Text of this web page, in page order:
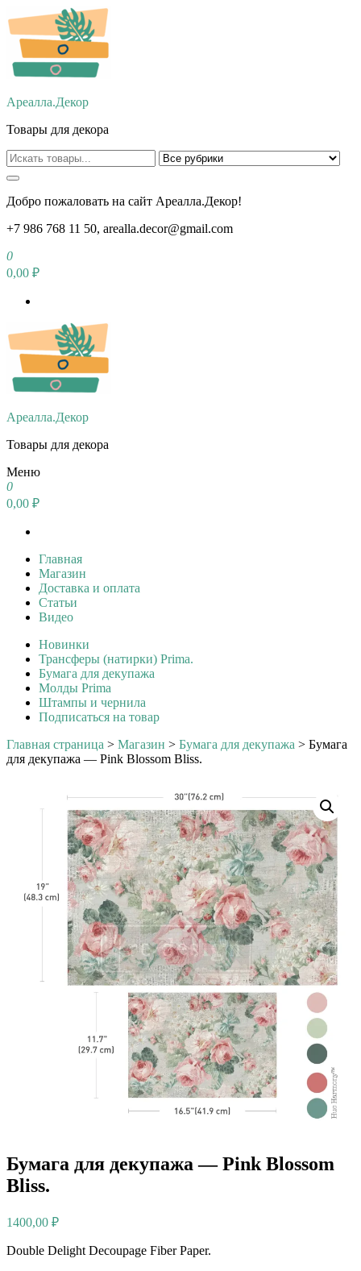
Перейти
к
содержимому
Ареалла.Декор
Товары для декора
Добро пожаловать на сайт Ареалла.Декор!
+7 986 768 11 50, arealla.decor@gmail.com
0
0,00 ₽
Ареалла.Декор
Товары для декора
Меню
0
0,00 ₽
Главная
Магазин
Доставка и оплата
Статьи
Видео
Новинки
Трансферы (натирки) Prima.
Бумага для декупажа
Молды Prima
Штампы и чернила
Подписаться на товар
Главная страница > Магазин > Бумага для декупажа > Бумага
для декупажа — Pink Blossom Bliss.
Бумага для декупажа — Pink Blossom
Bliss.
1400,00 ₽
Double Delight Decoupage Fiber Paper.